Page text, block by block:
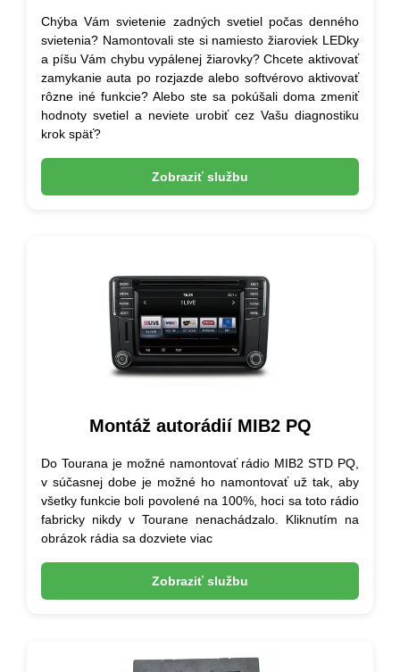
Chýba Vám svietenie zadných svetiel počas denného
svietenia? Namontovali ste si namiesto žiaroviek LEDky
a píšu Vám chybu vypálenej žiarovky? Chcete aktivovať
zamykanie auta po rozjazde alebo softvérovo aktivovať
rôzne iné funkcie? Alebo ste sa pokúšali doma zmeniť
hodnoty svetiel a neviete urobiť cez Vašu diagnostiku
krok späť?
Zobraziť službu
Montáž autorádií MIB2 PQ
Do Tourana je možné namontovať rádio MIB2 STD PQ,
v súčasnej dobe je možné ho namontovať už tak, aby
všetky funkcie boli povolené na 100%, hoci sa toto rádio
fabricky nikdy v Tourane nenachádzalo. Kliknutím na
obrázok rádia sa dozviete viac
Zobraziť službu